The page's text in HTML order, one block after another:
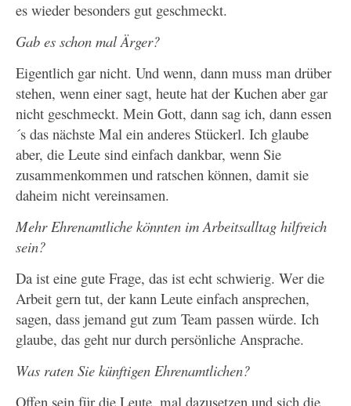
es wieder besonders gut geschmeckt.
Gab es schon mal Ärger?
Eigentlich gar nicht. Und wenn, dann muss man drüber
stehen, wenn einer sagt, heute hat der Kuchen aber gar
nicht geschmeckt. Mein Gott, dann sag ich, dann essen
´s das nächste Mal ein anderes Stückerl. Ich glaube
aber, die Leute sind einfach dankbar, wenn Sie
zusammenkommen und ratschen können, damit sie
daheim nicht vereinsamen.
Mehr Ehrenamtliche könnten im Arbeitsalltag hilfreich
sein?
Da ist eine gute Frage, das ist echt schwierig. Wer die
Arbeit gern tut, der kann Leute einfach ansprechen,
sagen, dass jemand gut zum Team passen würde. Ich
glaube, das geht nur durch persönliche Ansprache.
Was raten Sie künftigen Ehrenamtlichen?
Offen sein für die Leute, mal dazusetzen und sich die